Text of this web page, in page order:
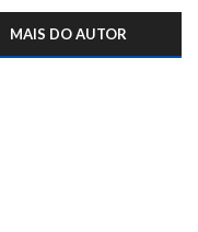
MAIS DO AUTOR